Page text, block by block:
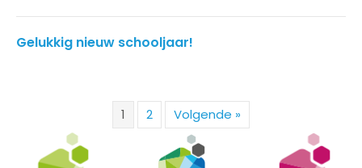
Gelukkig nieuw schooljaar!
1 2 Volgende »